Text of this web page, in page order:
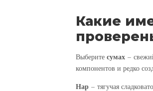
Какие
Выберитесумах –
компонентов и редко
Нар – тягучая